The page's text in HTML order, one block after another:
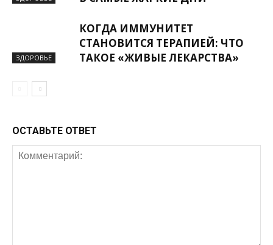
ЗДОРОВЬЕ
КОГДА ИММУНИТЕТ
СТАНОВИТСЯ ТЕРАПИЕЙ: ЧТО
ТАКОЕ «ЖИВЫЕ ЛЕКАРСТВА»
ОСТАВЬТЕ ОТВЕТ